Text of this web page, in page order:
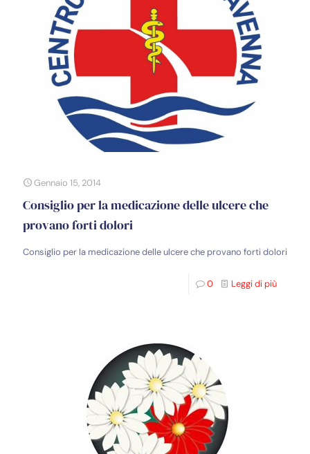
Gennaio 15, 2014
Consiglio per la medicazione delle ulcere che
provano forti dolori
Consiglio per la medicazione delle ulcere che provano forti dolori
0 Leggi di più